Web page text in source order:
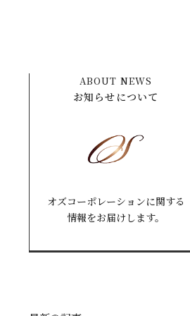
ABOUT NEWS
お知らせについて
オズコーポレーションに関する
情報をお届けします。